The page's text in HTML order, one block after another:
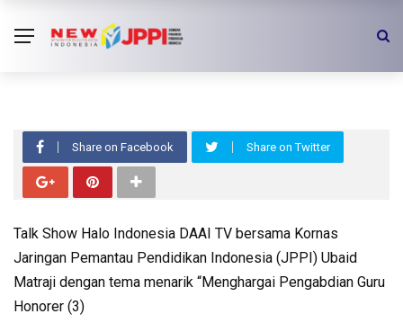
Talk Show Halo Indonesia
Menghargai Pengabdian Guru
Honorer 3
Share on Facebook Share on Twitter
Talk Show Halo Indonesia DAAI TV bersama Kornas
Jaringan Pemantau Pendidikan Indonesia (JPPI) Ubaid
Matraji dengan tema menarik “Menghargai Pengabdian Guru
Honorer (3)